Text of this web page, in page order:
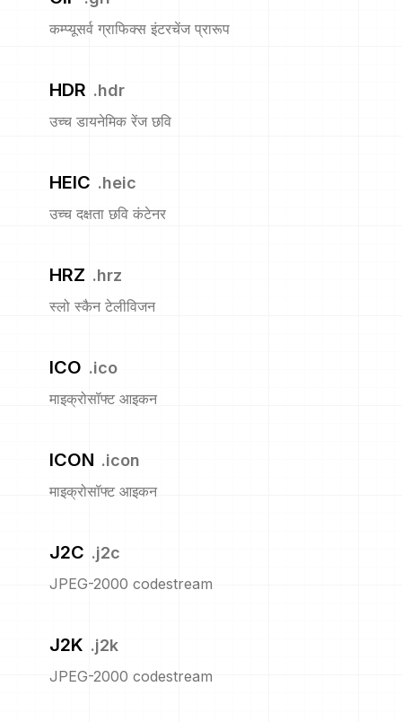
कम्प्यूसर्व ग्राफिक्स इंटरचेंज प्रारूप
HDR .hdr
उच्च डायनेमिक रेंज छवि
HEIC .heic
उच्च दक्षता छवि कंटेनर
HRZ .hrz
स्लो स्कैन टेलीविजन
ICO .ico
माइक्रोसॉफ्ट आइकन
ICON .icon
माइक्रोसॉफ्ट आइकन
J2C .j2c
JPEG-2000 codestream
J2K .j2k
JPEG-2000 codestream